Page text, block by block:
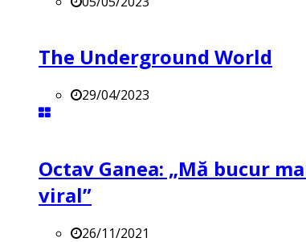
The Underground World
29/04/2023
Octav Ganea: „Mă bucur
viral”
26/11/2021